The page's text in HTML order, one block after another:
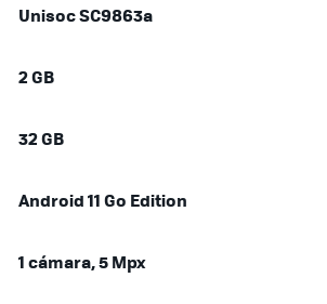
Unisoc SC9863a
2 GB
32 GB
Android 11 Go Edition
1 cámara, 5 Mpx